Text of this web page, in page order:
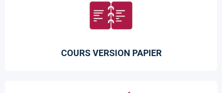
COURS VERSION PAPIER